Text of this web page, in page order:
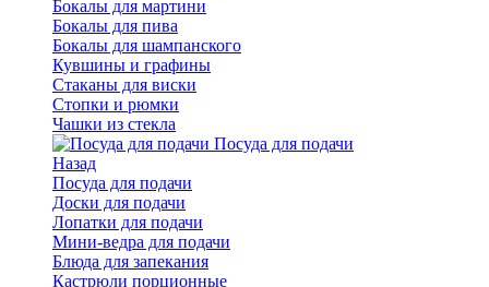
Бокалы для мартини
Бокалы для пива
Бокалы для шампанского
Кувшины и графины
Стаканы для виски
Стопки и рюмки
Чашки из стекла
Посуда для подачи
Назад
Посуда для подачи
Доски для подачи
Лопатки для подачи
Мини-ведра для подачи
Блюда для запекания
Кастрюли порционные